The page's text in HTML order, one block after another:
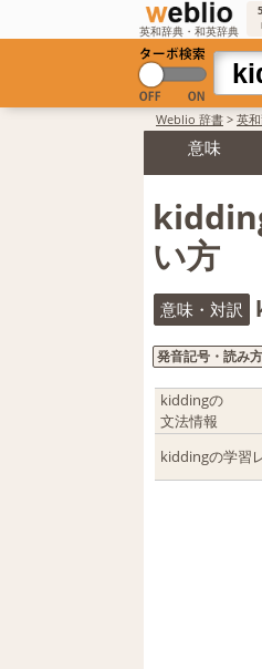
英和辞典・和英辞典
Weblio 辞書 > 英
意味
い方
意味・対訳
発音記号・読み方
kiddingの
文法情報
kiddingの学習